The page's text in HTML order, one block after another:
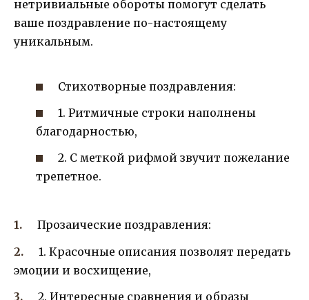
нетривиальные обороты помогут сделать
ваше поздравление по-настоящему
уникальным.
Стихотворные поздравления:
1. Ритмичные строки наполнены
благодарностью,
2. С меткой рифмой звучит пожелание
трепетное.
Прозаические поздравления:
1. Красочные описания позволят передать
эмоции и восхищение,
2. Интересные сравнения и образы